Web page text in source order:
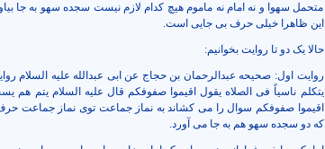
متحمل سهوا و نه امام نه ماموم هیچ کدام لازم نیست سجده سهو به جا
این ظاهرا خیلی حرف بی جایی است.
حالا یک دو تا روایت بخوانیم:
یتکلم ناسیاً فی الصلاه یقول اقیموا صفوفکم قال علیه السلام یتم هم
اقیموا صفوفکم سوال را می کشاند به نماز جماعت توی نماز جماعت
که دو سجده سهو هم به جا می آورد.